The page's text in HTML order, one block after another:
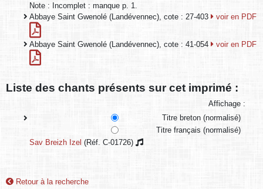
Note : Incomplet : manque p. 1.
Abbaye Saint Gwenolé (Landévennec), cote : 27-403
voir en PDF
Abbaye Saint Gwenolé (Landévennec), cote : 41-054 voir en PDF
Liste des chants présents sur cet imprimé :
Affichage :
Titre breton (normalisé)
Titre français (normalisé)
Sav Breizh Izel (Réf. C-01726)
Retour à la recherche